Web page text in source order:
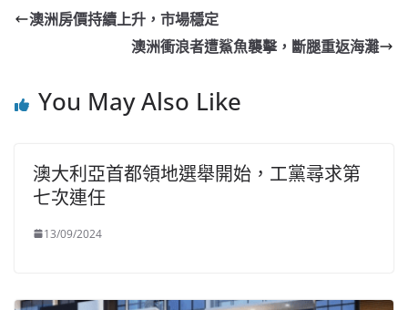
澳洲房價持續上升，市場穩定
澳洲衝浪者遭鯊魚襲擊，斷腿重返海灘
You May Also Like
澳大利亞首都領地選舉開始，工黨尋求第
七次連任
13/09/2024